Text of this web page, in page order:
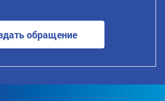
обращение